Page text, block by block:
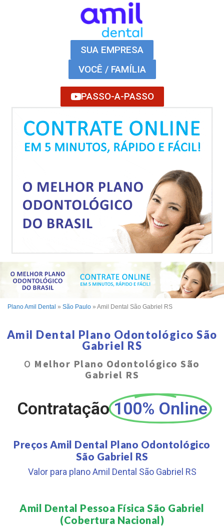
SUA EMPRESA
VOCÊ / FAMÍLIA
PASSO-A-PASSO
Plano Amil Dental » São Paulo » Amil Dental São Gabriel RS
Amil Dental Plano Odontológico São
Gabriel RS
O Melhor Plano Odontológico São
Gabriel RS
Contratação 100% Online
Preços Amil Dental Plano Odontológico
São Gabriel RS
Valor para plano Amil Dental São Gabriel RS
Amil Dental Pessoa Física São Gabriel
(Cobertura Nacional)​